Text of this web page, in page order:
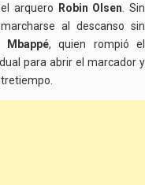
arquero Robin Olsen . Sin
al descanso sin
Mbappé, quien rompió el
para abrir el marcador y